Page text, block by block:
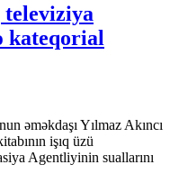
televiziya
kateqorial
əməkdaşı Yılmaz Akıncı
işıq üzü
Agentliyinin suallarını